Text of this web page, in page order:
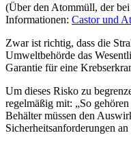
(Über den Atommüll, der
Informationen: Castor und
Zwar ist richtig, dass die
Umweltbehörde das
Garantie für eine
Um dieses Risko zu
regelmäßig mit: „So
Behälter müssen den
Sicherheitsanforderungen